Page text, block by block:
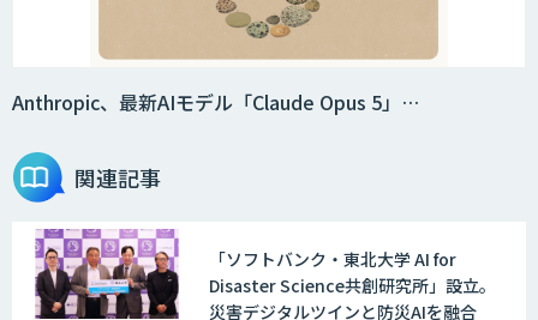
Anthropic、最新AIモデル「Claude Opus 5」…
関連記事
「ソフトバンク・東北大学 AI for
Disaster Science共創研究所」設立。
災害デジタルツインと防災AIを融合